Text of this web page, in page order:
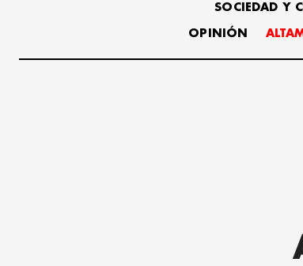
SOCIEDAD Y
OPINIÓN